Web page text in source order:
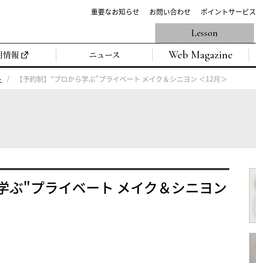
重要なお知らせ お問い合わせ ポイントサービス
情報 ニュース Web Magazine
Lesson
【予約制】"プロから学ぶ"プライベート メイク＆シニヨン ＜12月＞
ぶ"プライベート メイク＆シニヨン